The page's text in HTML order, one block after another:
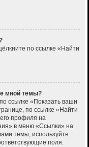
по ссылке «Найти
мной темы?
ссылке «Показать ваши
по ссылке «Найти
профиля на
в меню «Ссылки» на
темы, используйте
поля.